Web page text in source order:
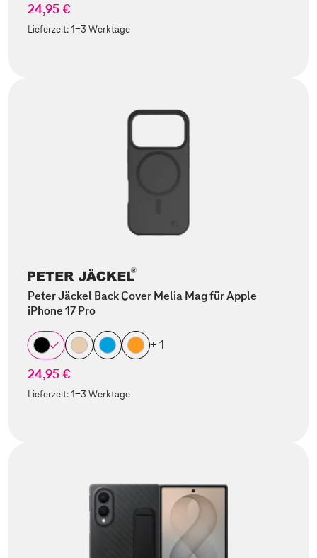
24,95 €
Lieferzeit:1-3 Werktage
Peter Jäckel Back Cover Melia Mag für Apple
iPhone 17 Pro
+ 1
24,95 €
Lieferzeit:1-3 Werktage